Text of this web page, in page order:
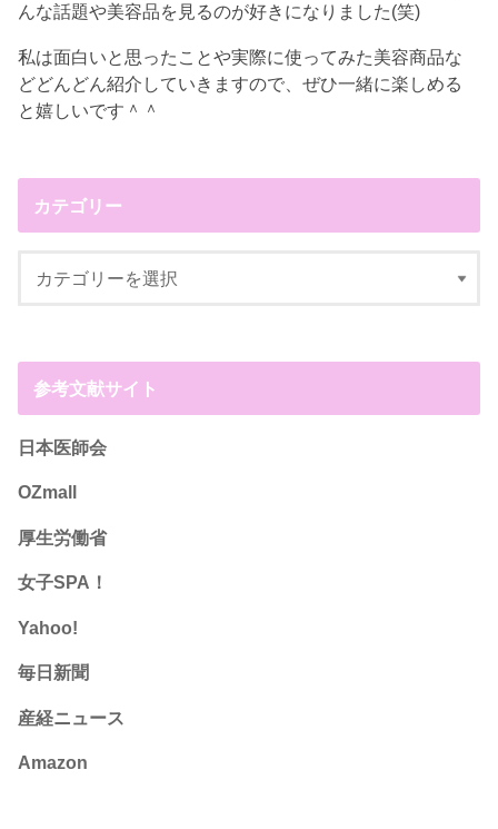
んな話題や美容品を見るのが好きになりました(笑)
私は面白いと思ったことや実際に使ってみた美容商品な
どどんどん紹介していきますので、ぜひ一緒に楽しめる
と嬉しいです＾＾
カテゴリー
参考文献サイト
日本医師会
OZmall
厚生労働省
女子SPA！
Yahoo!
毎日新聞
産経ニュース
Amazon